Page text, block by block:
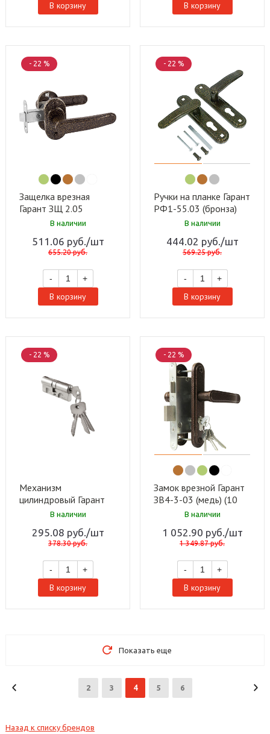
В корзину В корзину
- 22 %
Защелка врезная
Гарант ЗЩ 2.05
(бронза) (15 шт)
В наличии
511.06 руб. /шт
655.20руб.
- +
В корзину
- 22 %
Ручки на планке Гарант
РФ1-55.03 (бронза)
В наличии
444.02 руб. /шт
569.25руб.
- +
В корзину
- 22 %
Механизм
цилиндровый Гарант
МЦ-1-6 (70мм) (100
В наличии
295.08 руб. /шт
378.30руб.
- +
В корзину
- 22 %
Замок врезной Гарант
ЗВ4-3-03 (медь) (10
В наличии
1 052.90 руб. /шт
1 349.87руб.
- +
В корзину
Показать еще
2 3 4 5 6
Назад к списку брендов